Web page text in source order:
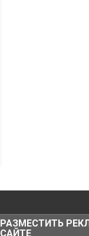
РАЗМЕСТИТЬ
САЙТЕ